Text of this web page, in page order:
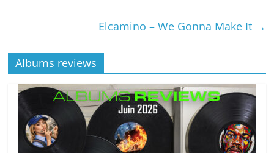
Elcamino – We Gonna Make It →
Albums reviews